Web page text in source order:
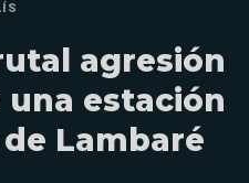
agresión
una estación
Lambaré